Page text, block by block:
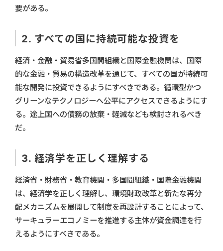
要がある。
2. すべての国に持続可能な投資を
経済・金融・貿易省多国間組織と国際金融機関は、国際
的な金融・貿易の構造改革を通じて、すべての国が持続可
能な開発に投資できるようにすべきである。循環型かつ
グリーンなテクノロジーへ公平にアクセスできるようにす
る。途上国への債務の放棄・軽減なども検討されるべき
だ。
3. 経済学を正しく理解する
経済省・財務省・教育機関・多国間組織・国際金融機関
は、経済学を正しく理解し、環境財政改革と新たな再分
配メカニズムを展開して制度を再設計することによって、
サーキュラーエコノミーを推進する主体が資金調達を行
えるようにすべきである。